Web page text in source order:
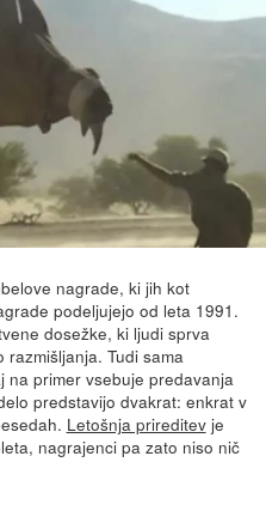
nagrade, ki jih kot
podeljujejo od leta 1991.
dosežke, ki ljudi sprva
Tudi sama
primer vsebuje predavanja
predstavijo dvakrat: enkrat v
Letošnja prireditevje
nagrajenci pa zato niso nič